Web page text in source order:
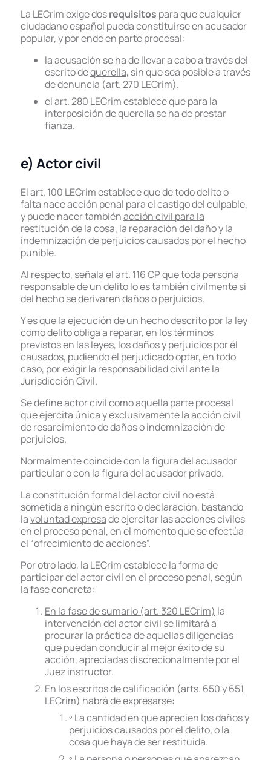
La LECrim exige dosrequisitos para que cualquier
ciudadano español pueda constituirse en acusador
popular, y por ende en parte procesal:
la acusación se ha de llevar a cabo a través del
escrito dequerella, sin que sea posible a través
de denuncia (art. 270 LECrim).
el art. 280 LECrim establece que para la
interposición de querella se ha de prestar
fianza.
e) Actor civil
El art. 100 LECrim establece que de todo delito o
falta nace acción penal para el castigo del culpable,
y puede nacer tambiénacción civil para la
restitución de la cosa, la reparación del daño y la
indemnización de perjuicios causadospor el hecho
punible.
Al respecto, señala el art. 116 CP que toda persona
responsable de un delito lo es también civilmente si
del hecho se derivaren daños o perjuicios.
Y es que la ejecución de un hecho descrito por la ley
como delito obliga a reparar, en los términos
previstos en las leyes, los daños y perjuicios por él
causados, pudiendo el perjudicado optar, en todo
caso, por exigir la responsabilidad civil ante la
Jurisdicción Civil.
Se define actor civil como aquella parte procesal
que ejercita única y exclusivamente la acción civil
de resarcimiento de daños o indemnización de
perjuicios.
Normalmente coincide con la figura del acusador
particular o con la figura del acusador privado.
La constitución formal del actor civil no está
sometida a ningún escrito o declaración, bastando
lavoluntad expresade ejercitar las acciones civiles
en el proceso penal, en el momento que se efectúa
el “ofrecimiento de acciones”.
Por otro lado, la LECrim establece la forma de
participar del actor civil en el proceso penal, según
la fase concreta:
En la fase de sumario (art. 320 LECrim) la
intervención del actor civil se limitará a
procurar la práctica de aquellas diligencias
que puedan conducir al mejor éxito de su
acción, apreciadas discrecionalmente por el
Juez instructor.
En los escritos de calificación (arts. 650 y 651
LECrim) habrá de expresarse:
º La cantidad en que aprecien los daños y
perjuicios causados por el delito, o la
cosa que haya de ser restituida.